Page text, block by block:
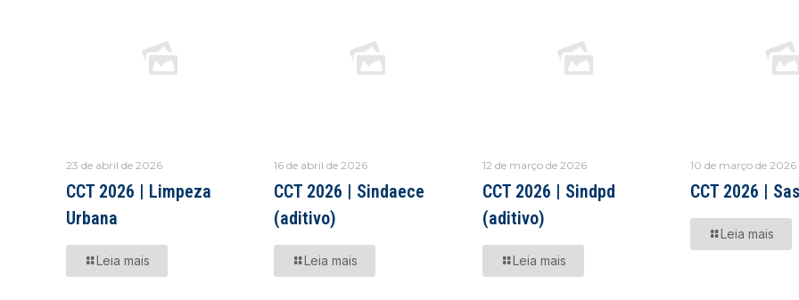
23 de abril de 2026
CCT 2026 | Limpeza
Urbana
Leia mais
16 de abril de 2026
CCT 2026 | Sindaece
(aditivo)
Leia mais
12 de março de 2026
CCT 2026 | Sindpd
(aditivo)
Leia mais
10 de março de 2026
CCT 2026 |
Leia mais